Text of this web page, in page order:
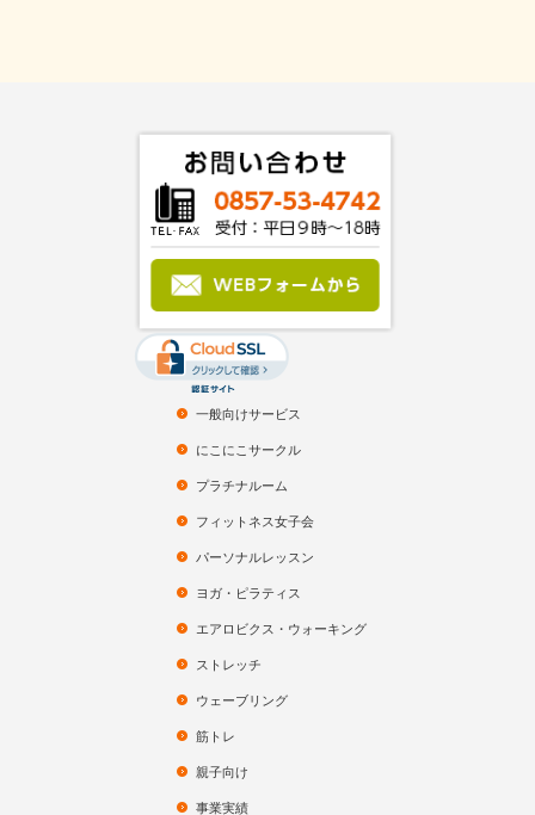
一般向けサービス
にこにこサークル
プラチナルーム
フィットネス女子会
パーソナルレッスン
ヨガ・ピラティス
エアロビクス・ウォーキング
ストレッチ
ウェーブリング
筋トレ
親子向け
事業実績